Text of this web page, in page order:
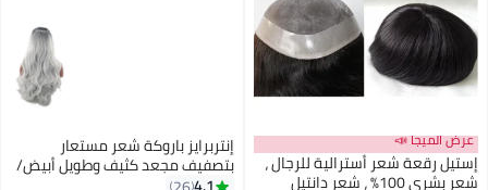
للرجال ،
بشري 100٪ ، شعر دانتيل
إنتربرايز باروكة شعر مستعار
بتصفيف مجعد كثيف وطويل أبيض/
رمادي